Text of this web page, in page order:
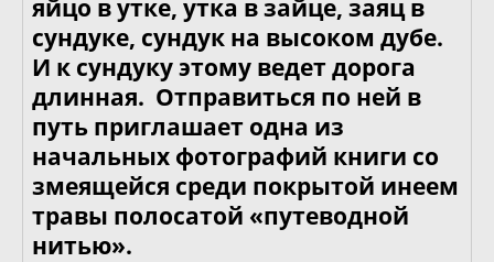
яйцо в утке, утка в зайце, заяц в
сундуке, сундук на высоком дубе.
И к сундуку этому ведет дорога
длинная. Отправиться по ней в
путь приглашает одна из
начальных фотографий книги со
змеящейся среди покрытой инеем
травы полосатой «путеводной
нитью».